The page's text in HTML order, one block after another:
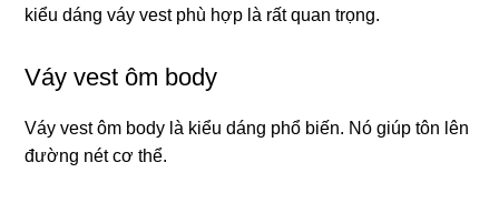
kiểu dáng váy vest phù hợp là rất quan trọng.
Váy vest ôm body
Váy vest ôm body là kiểu dáng phổ biến. Nó giúp tôn lên
đường nét cơ thể.